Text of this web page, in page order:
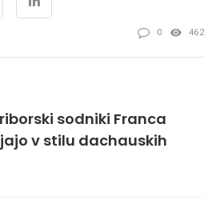
0 462
sodniki Franca
v stilu dachauskih